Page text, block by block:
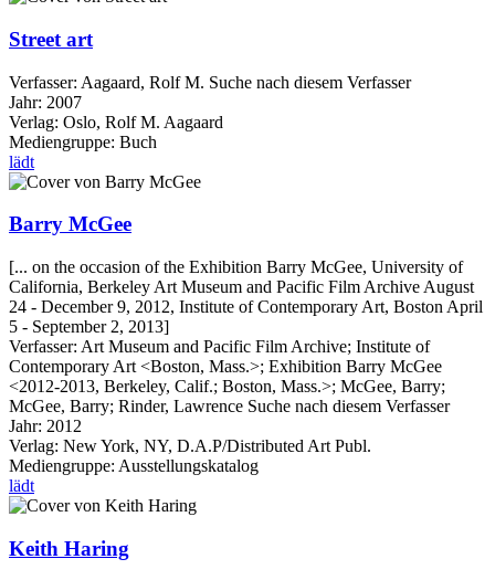
Street art
Verfasser: Aagaard, Rolf M. Suche nach diesem Verfasser
Jahr: 2007
Verlag: Oslo, Rolf M. Aagaard
Mediengruppe: Buch
lädt
Barry McGee
[... on the occasion of the Exhibition Barry McGee, University of
California, Berkeley Art Museum and Pacific Film Archive August
24 - December 9, 2012, Institute of Contemporary Art, Boston April
5 - September 2, 2013]
Verfasser: Art Museum and Pacific Film Archive; Institute of
Contemporary Art <Boston, Mass.>; Exhibition Barry McGee
<2012-2013, Berkeley, Calif.; Boston, Mass.>; McGee, Barry;
McGee, Barry; Rinder, Lawrence Suche nach diesem Verfasser
Jahr: 2012
Verlag: New York, NY, D.A.P/Distributed Art Publ.
Mediengruppe: Ausstellungskatalog
lädt
Keith Haring